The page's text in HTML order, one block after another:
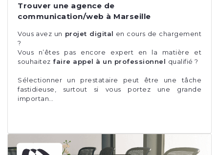
Trouver une agence de
communication/web à Marseille
Vous avez un projet digital en cours de chargement
?
Vous n’êtes pas encore expert en la matière et
souhaitez faire appel à un professionnel qualifié ?
Sélectionner un prestataire peut être une tâche
fastidieuse, surtout si vous portez une grande
importan…